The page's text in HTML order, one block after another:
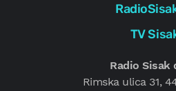
TV
Radio Sisak
Rimska ulica 31,